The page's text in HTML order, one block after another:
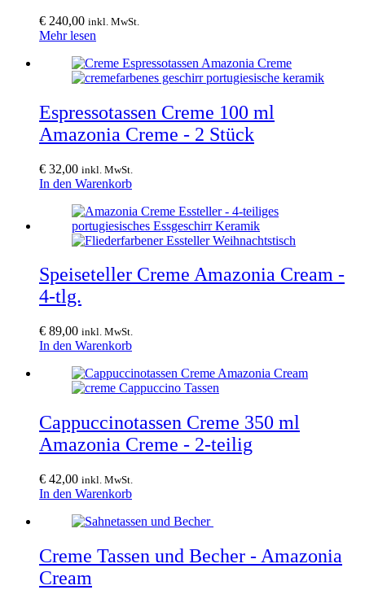
€ 240,00 inkl. MwSt.
Mehr lesen
Espressotassen Creme 100 ml
Amazonia Creme - 2 Stück
€ 32,00 inkl. MwSt.
In den Warenkorb
Speiseteller Creme Amazonia Cream -
4-tlg.
€ 89,00 inkl. MwSt.
In den Warenkorb
Cappuccinotassen Creme 350 ml
Amazonia Creme - 2-teilig
€ 42,00 inkl. MwSt.
In den Warenkorb
Creme Tassen und Becher - Amazonia
Cream